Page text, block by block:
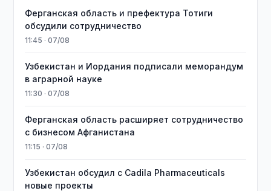
Ферганская область и префектура Тотиги
обсудили сотрудничество
11:45 · 07/08
Узбекистан и Иордания подписали меморандум
в аграрной науке
11:30 · 07/08
Ферганская область расширяет сотрудничество
с бизнесом Афганистана
11:15 · 07/08
Узбекистан обсудил с Cadila Pharmaceuticals
новые проекты